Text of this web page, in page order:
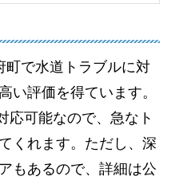
町で水道トラブルに対
い評価を得ています。
応可能なので、急なト
くれます。ただし、深
もあるので、詳細は公